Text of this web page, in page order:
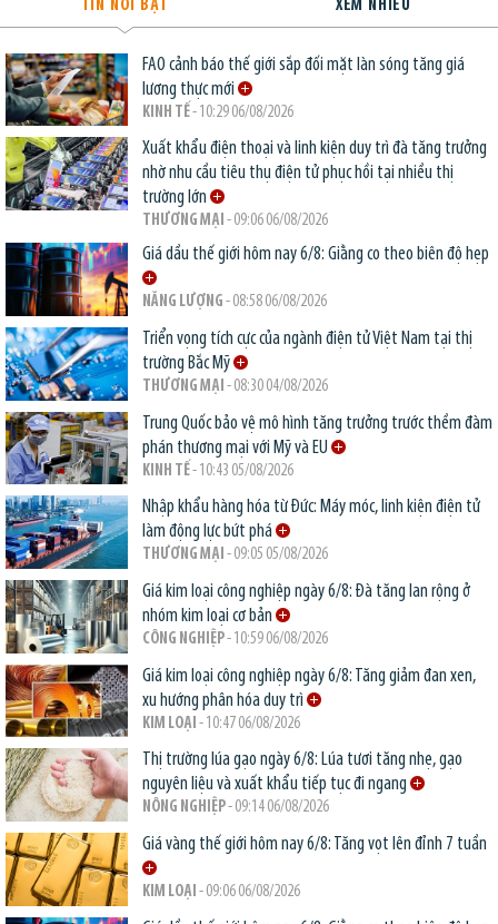
TIN NỔI BẬT XEM NHIỀU
FAO cảnh báo thế giới sắp đối mặt làn sóng tăng giá
lương thực mới
KINH TẾ- 10:29 06/08/2026
Xuất khẩu điện thoại và linh kiện duy trì đà tăng trưởng
nhờ nhu cầu tiêu thụ điện tử phục hồi tại nhiều thị
trường lớn
THƯƠNG MẠI - 09:06 06/08/2026
Giá dầu thế giới hôm nay 6/8: Giằng co theo biên độ hẹp
NĂNG LƯỢNG - 08:58 06/08/2026
Triển vọng tích cực của ngành điện tử Việt Nam tại thị
trường Bắc Mỹ
THƯƠNG MẠI - 08:30 04/08/2026
Trung Quốc bảo vệ mô hình tăng trưởng trước thềm đàm
phán thương mại với Mỹ và EU
KINH TẾ- 10:43 05/08/2026
Nhập khẩu hàng hóa từ Đức: Máy móc, linh kiện điện tử
làm động lực bứt phá
THƯƠNG MẠI - 09:05 05/08/2026
Giá kim loại công nghiệp ngày 6/8: Đà tăng lan rộng ở
nhóm kim loại cơ bản
CÔNG NGHIỆP- 10:59 06/08/2026
Giá kim loại công nghiệp ngày 6/8: Tăng giảm đan xen,
xu hướng phân hóa duy trì
KIM LOẠI - 10:47 06/08/2026
Thị trường lúa gạo ngày 6/8: Lúa tươi tăng nhẹ, gạo
nguyên liệu và xuất khẩu tiếp tục đi ngang
NÔNG NGHIỆP- 09:14 06/08/2026
Giá vàng thế giới hôm nay 6/8: Tăng vọt lên đỉnh 7 tuần
KIM LOẠI - 09:06 06/08/2026